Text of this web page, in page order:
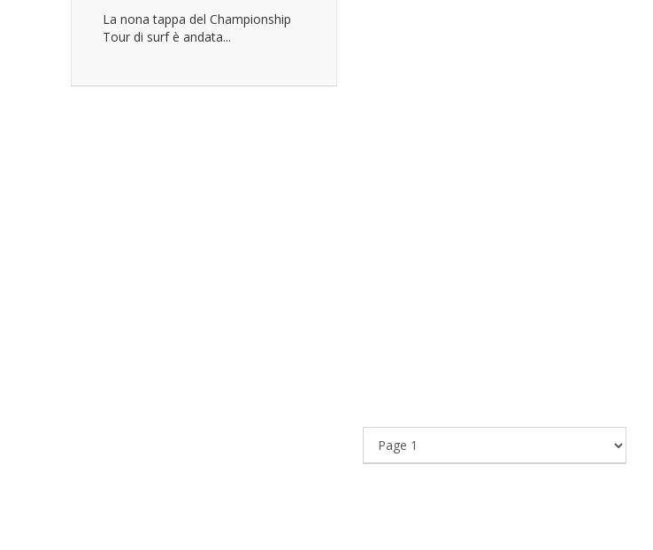
La nona tappa del Championship
Tour di surf è andata...